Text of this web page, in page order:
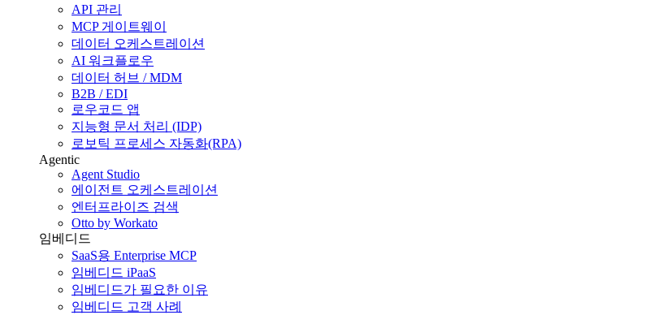
API 관리
MCP 게이트웨이
데이터 오케스트레이션
AI 워크플로우
데이터 허브 / MDM
B2B / EDI
로우코드 앱
지능형 문서 처리 (IDP)
로보틱 프로세스 자동화(RPA)
Agentic
Agent Studio
에이전트 오케스트레이션
엔터프라이즈 검색
Otto by Workato
임베디드
SaaS용 Enterprise MCP
임베디드 iPaaS
임베디드가 필요한 이유
임베디드 고객 사례